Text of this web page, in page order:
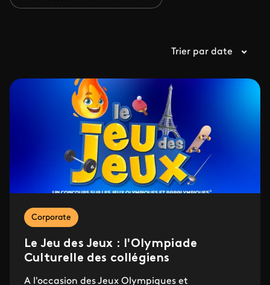
Trier par date
Corporate
Le Jeu des Jeux : l'Olympiade
Culturelle des collégiens
A l'occasion des Jeux Olympiques et